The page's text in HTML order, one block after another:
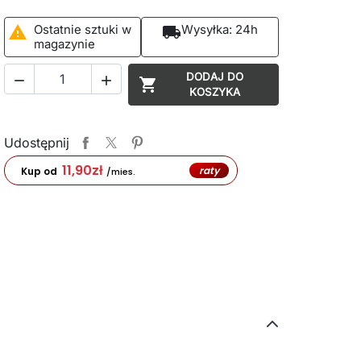
 Ostatnie sztuki w
magazynie
local_shippingWysyłka: 24h
  
DODAJ DO
KOSZYKA
Udostępnij
Kup od 11,90zł /mies. raty